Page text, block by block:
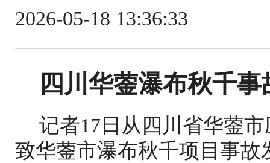
2026-05-18 13:36:33
四川华蓥瀑布秋千
记者17日从四川省华蓥
致华蓥市瀑布秋千项目事